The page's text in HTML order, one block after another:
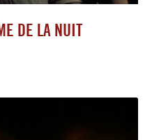
DE LA NUIT